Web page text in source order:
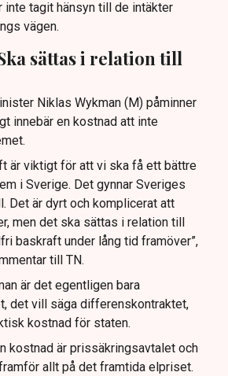
inte tagit hänsyn till de intäkter
vägen.
sättas i relation till
Niklas Wykman (M) påminner
innebär en kostnad att inte
är viktigt för att vi ska få ett bättre
i Sverige. Det gynnar Sveriges
Det är dyrt och komplicerat att
men det ska sättas i relation till
baskraft under lång tid framöver”,
till TN.
är det egentligen bara
det vill säga differenskontraktet,
kostnad för staten.
kostnad är prissäkringsavtalet och
allt på det framtida elpriset.